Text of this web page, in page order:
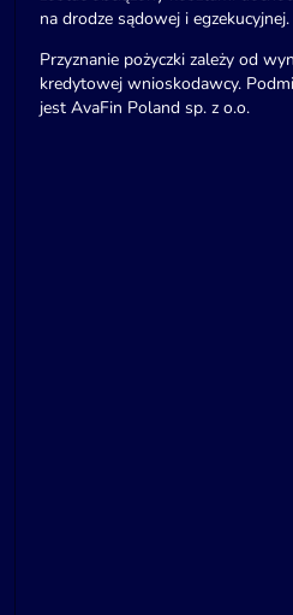
na drodze sądowej i egzekucyjnej.
Przyznanie pożyczki zależy od
kredytowej wnioskodawcy.
jest AvaFin Poland sp. z o.o.